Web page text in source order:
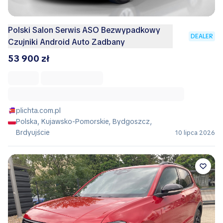
Polski Salon Serwis ASO Bezwypadkowy
Czujniki Android Auto Zadbany
DEALER
53 900 zł
plichta.com.pl
Polska, Kujawsko-Pomorskie, Bydgoszcz,
Brdyujście
10 lipca 2026